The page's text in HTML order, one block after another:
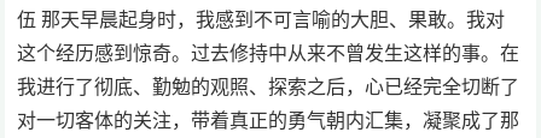
伍 那天早晨起身时，我感到不可言喻的大胆、果敢。我对
这个经历感到惊奇。过去修持中从来不曾发生这样的事。在
我进行了彻底、勤勉的观照、探索之后，心已经完全切断了
对一切客体的关注，带着真正的勇气朝内汇集，凝聚成了那